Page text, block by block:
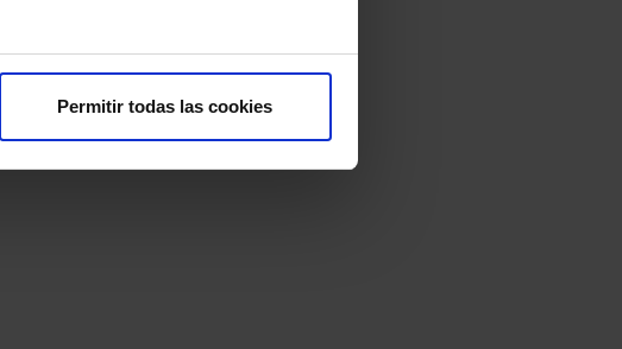
Permitir todas las cookies